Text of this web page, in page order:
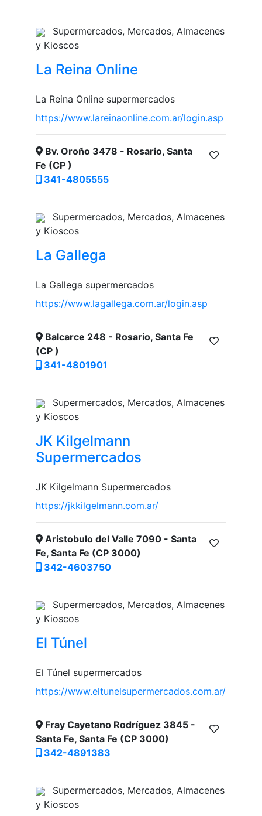
Supermercados, Mercados, Almacenes
y Kioscos
La Reina Online
La Reina Online supermercados
https://www.lareinaonline.com.ar/login.asp
Bv. Oroño 3478 - Rosario, Santa
Fe (CP )
341-4805555
Supermercados, Mercados, Almacenes
y Kioscos
La Gallega
La Gallega supermercados
https://www.lagallega.com.ar/login.asp
Balcarce 248 - Rosario, Santa Fe
(CP )
341-4801901
Supermercados, Mercados, Almacenes
y Kioscos
JK Kilgelmann
Supermercados
JK Kilgelmann Supermercados
https://jkkilgelmann.com.ar/
Aristobulo del Valle 7090 - Santa
Fe, Santa Fe (CP 3000)
342-4603750
Supermercados, Mercados, Almacenes
y Kioscos
El Túnel
El Túnel supermercados
https://www.eltunelsupermercados.com.ar/
Fray Cayetano Rodríguez 3845 -
Santa Fe, Santa Fe (CP 3000)
342-4891383
Supermercados, Mercados, Almacenes
y Kioscos